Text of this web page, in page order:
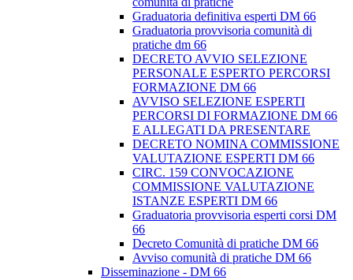
Graduatoria definitiva esperti DM 66
Graduatoria provvisoria comunità di
pratiche dm 66
DECRETO AVVIO SELEZIONE
PERSONALE ESPERTO PERCORSI
FORMAZIONE DM 66
AVVISO SELEZIONE ESPERTI
PERCORSI DI FORMAZIONE DM 66
E ALLEGATI DA PRESENTARE
DECRETO NOMINA COMMISSIONE
VALUTAZIONE ESPERTI DM 66
CIRC. 159 CONVOCAZIONE
COMMISSIONE VALUTAZIONE
ISTANZE ESPERTI DM 66
Graduatoria provvisoria esperti corsi DM
66
Decreto Comunità di pratiche DM 66
Avviso comunità di pratiche DM 66
Disseminazione - DM 66